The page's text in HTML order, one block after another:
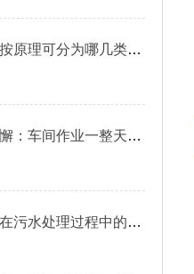
硫化氢检测仪按原理可分为哪几类？快来看看
安全生产不松懈：车间作业一整天，硫化氢检测仪续航跟得上吗？
硫化氢检测仪在污水处理过程中的应用